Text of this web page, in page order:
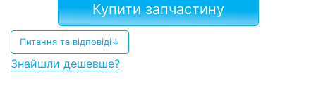
Купити запчастину
Питання та відповіді↓
Знайшли дешевше?